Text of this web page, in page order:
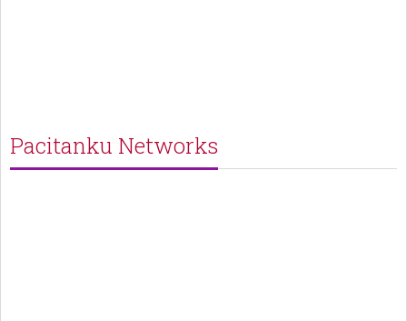
Pacitanku Networks